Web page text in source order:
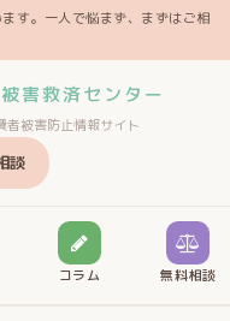
す。一人で悩まず、まずはご相
害救済センター
者被害防止情報サイト
談
コラム 無料相談